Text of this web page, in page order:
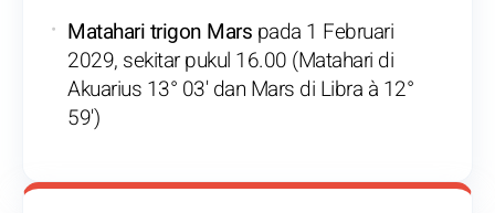
Matahari trigon Mars pada 1 Februari
2029, sekitar pukul 16.00 (Matahari di
Akuarius 13° 03' dan Mars di Libra à 12°
59')